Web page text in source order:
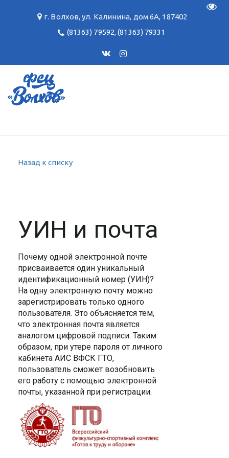
г. Волхов,ул. Калинина, дом 6А, 187402
(81363) 79592,(81363) 79331
Назад к списку
УИН и почта
Почему одной электронной почте
присваивается один уникальный
идентификационный номер (УИН)?
На одну электронную почту можно
зарегистрировать только одного
пользователя. Это объясняется тем,
что электронная почта является
аналогом цифровой подписи. Таким
образом, при утере пароля от личного
кабинета АИС ВФСК ГТО,
пользователь сможет возобновить
его работу с помощью электронной
почты, указанной при регистрации.